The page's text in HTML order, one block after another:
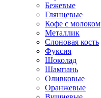
Бежевые
Глянцевые
Кофе с молоком
Металлик
Слоновая кость
Фуксия
Шоколад
Шампань
Оливковые
Оранжевые